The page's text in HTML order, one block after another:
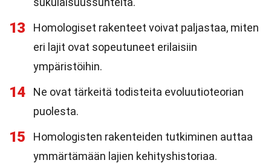
13
Homologiset rakenteet voivat paljastaa, miten
eri lajit ovat sopeutuneet erilaisiin
ympäristöihin.
14
Ne ovat tärkeitä todisteita evoluutioteorian
puolesta.
15
Homologisten rakenteiden tutkiminen auttaa
ymmärtämään lajien kehityshistoriaa.